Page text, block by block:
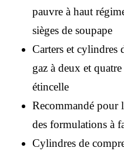
pauvre à haut
sièges de soupape
Carters et cylindres
gaz à deux et
étincelle
Recommandé pour
des formulations à
Cylindres de